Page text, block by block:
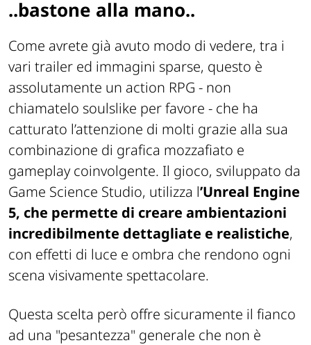
..bastone alla mano..
Come avrete già avuto modo di vedere, tra i
vari trailer ed immagini sparse, questo è
assolutamente un action RPG - non
chiamatelo soulslike per favore - che ha
catturato l’attenzione di molti grazie alla sua
combinazione di grafica mozzafiato e
gameplay coinvolgente. Il gioco, sviluppato da
Game Science Studio, utilizza l’Unreal Engine
5, che permette di creare ambientazioni
incredibilmente dettagliate e realistiche,
con effetti di luce e ombra che rendono ogni
scena visivamente spettacolare.
Questa scelta però offre sicuramente il fianco
ad una "pesantezza" generale che non è